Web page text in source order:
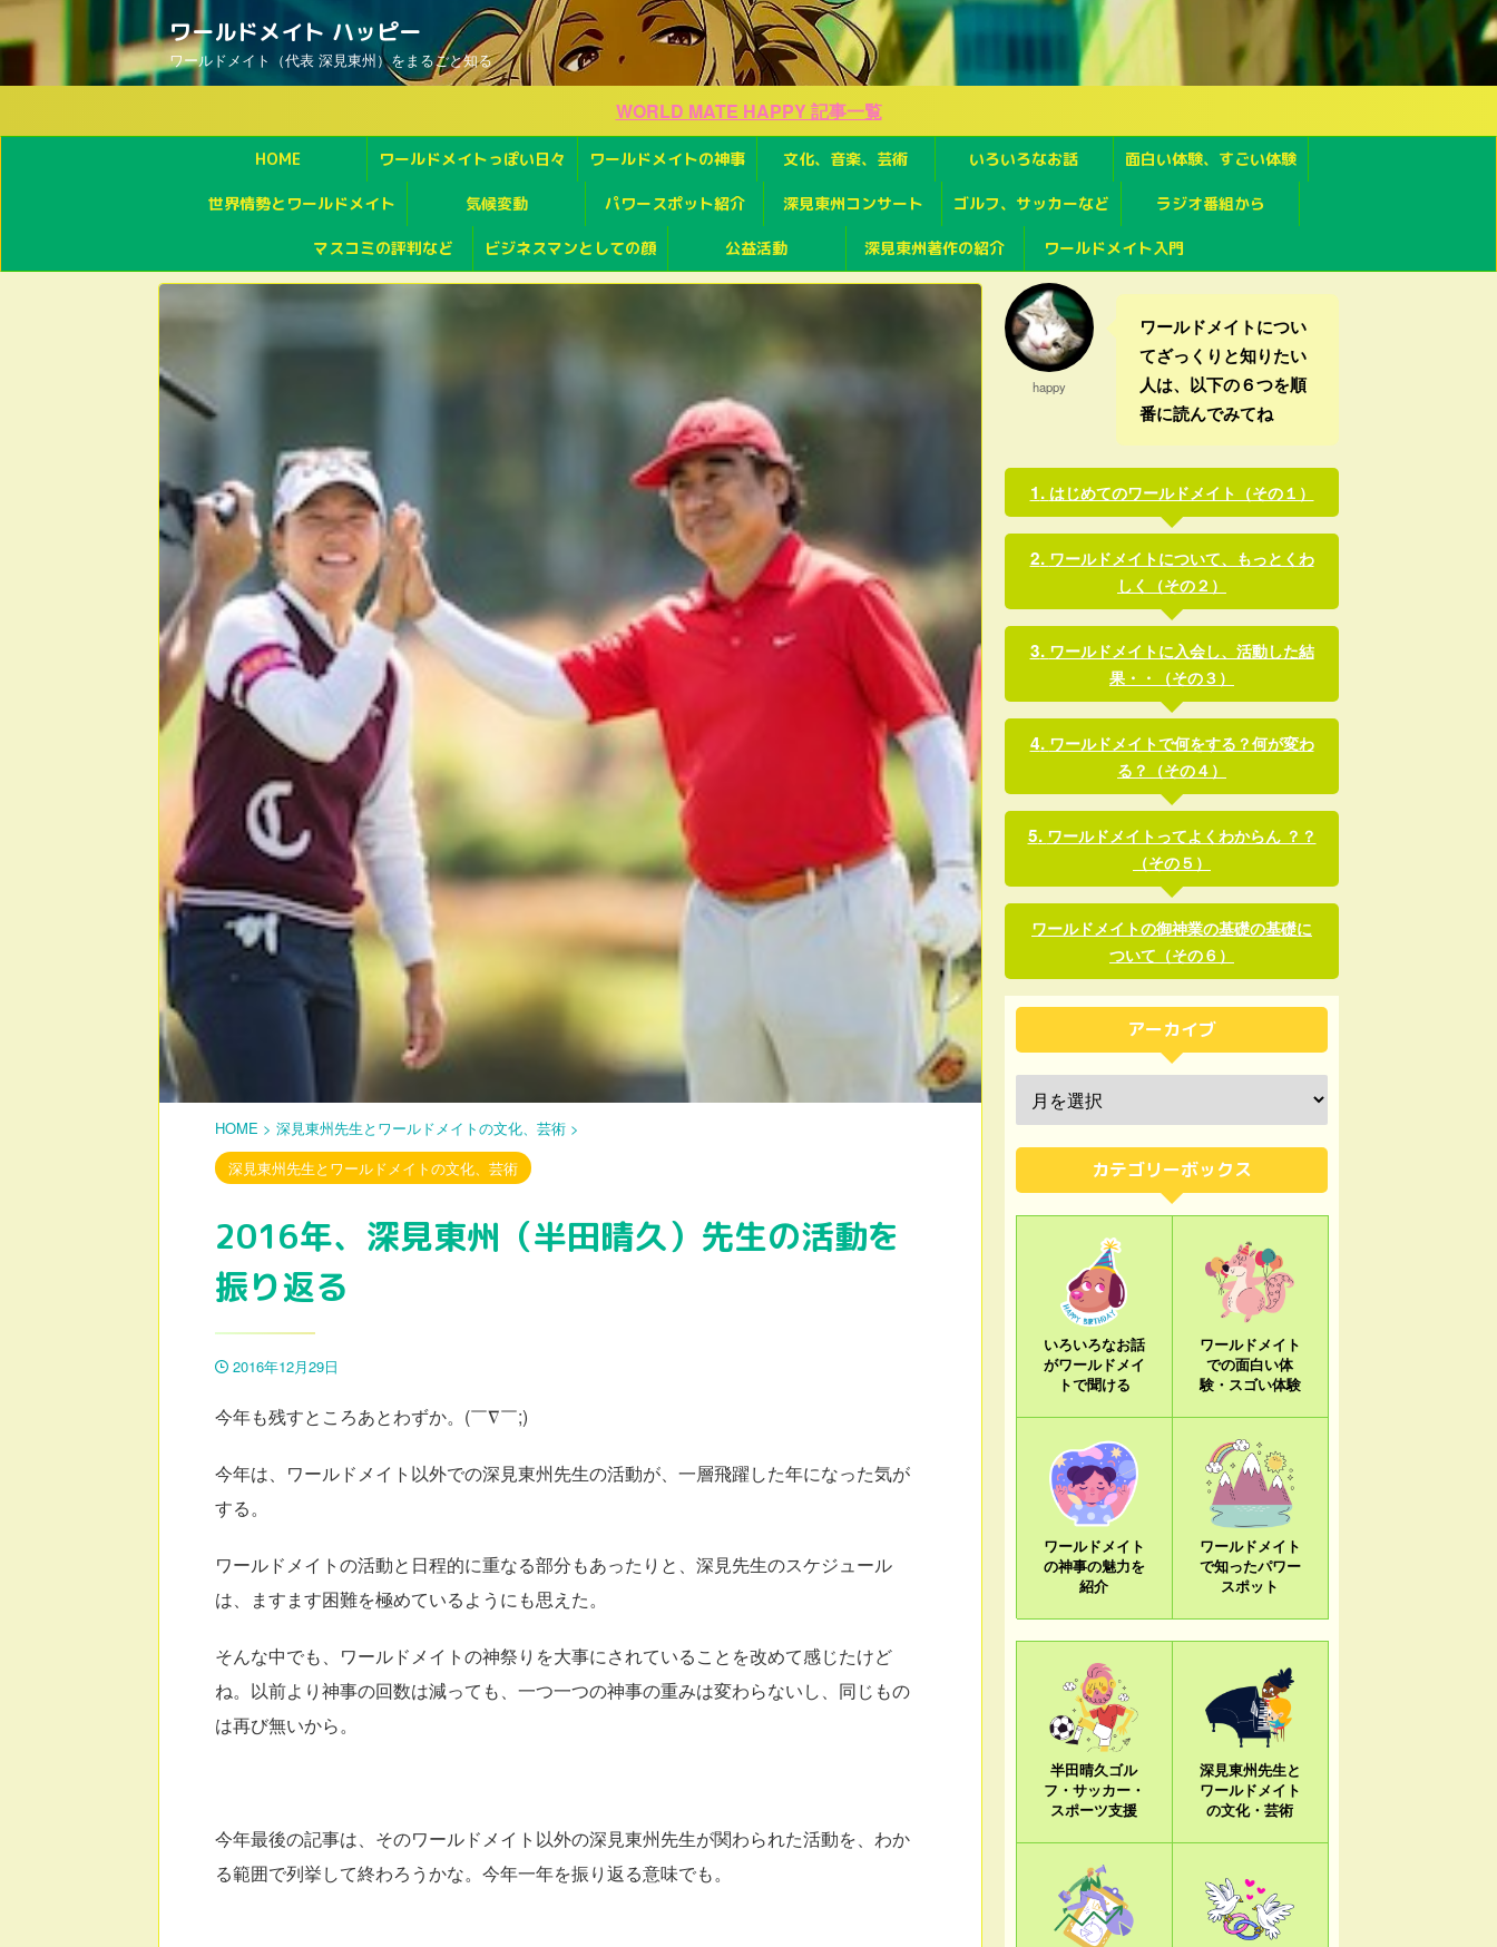
ワールドメイト ハッピー
ワールドメイト（代表 深見東州）をまるごと知る
WORLD MATE HAPPY 記事一覧
HOME ワールドメイトっぽい日々 ワールドメイトの神事 文化、音楽、芸術 いろいろなお話 面白い体験、すごい体験
世界情勢とワールドメイト 気候変動 パワースポット紹介 深見東州コンサート ゴルフ、サッカーなど ラジオ番組から
マスコミの評判など ビジネスマンとしての顔 公益活動 深見東州著作の紹介 ワールドメイト入門
HOME > 深見東州先生とワールドメイトの文化、芸術 >
深見東州先生とワールドメイトの文化、芸術
2016年、深見東州（半田晴久）先生の活動を
振り返る
2016年12月29日
今年も残すところあとわずか。(￣∇￣;)
今年は、ワールドメイト以外での深見東州先生の活動が、一層飛躍した年になった気が
する。
ワールドメイトの活動と日程的に重なる部分もあったりと、深見先生のスケジュール
は、ますます困難を極めているようにも思えた。
そんな中でも、ワールドメイトの神祭りを大事にされていることを改めて感じたけど
ね。以前より神事の回数は減っても、一つ一つの神事の重みは変わらないし、同じもの
は再び無いから。
今年最後の記事は、そのワールドメイト以外の深見東州先生が関わられた活動を、わか
る範囲で列挙して終わろうかな。今年一年を振り返る意味でも。
happy
ワールドメイトについ
てざっくりと知りたい
人は、以下の６つを順
番に読んでみてね
はじめてのワールドメイト（その１）
ワールドメイトについて、もっとくわ
しく（その２）
ワールドメイトに入会し、活動した結
果・・（その３）
ワールドメイトで何をする？何が変わ
る？（その４）
ワールドメイトってよくわからん ？？
（その５）
ワールドメイトの御神業の基礎の基礎に
ついて（その６）
アーカイブ
カテゴリーボックス
いろいろなお話
がワールドメイ
トで聞ける
ワールドメイト
での面白い体
験・スゴい体験
ワールドメイト
の神事の魅力を
紹介
ワールドメイト
で知ったパワー
スポット
半田晴久ゴル
フ・サッカー・
スポーツ支援
深見東州先生と
ワールドメイト
の文化・芸術